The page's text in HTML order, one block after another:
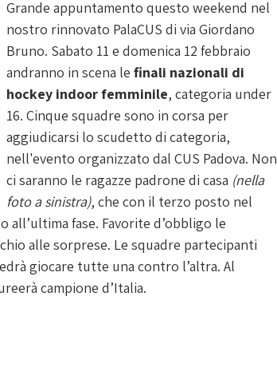
Grande appuntamento questo weekend nel
nostro rinnovato PalaCUS di via Giordano
Bruno. Sabato 11 e domenica 12 febbraio
andranno in scena le finali nazionali di
hockey indoor femminile, categoria under
16. Cinque squadre sono in corsa per
aggiudicarsi lo scudetto di categoria,
nell'evento organizzato dal CUS Padova. Non
ci saranno le ragazze padrone di casa (nella
foto a sinistra), che con il terzo posto nel
all’ultima fase. Favorite d’obbligo le
alle sorprese. Le squadre partecipanti
giocare tutte una contro l’altra. Al
campione d’Italia.